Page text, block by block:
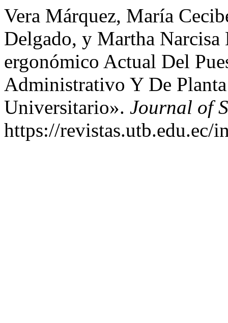
Vera Márquez, María
Delgado, y Martha Narcisa
ergonómico Actual Del
Administrativo Y De
Universitario». Journal of
https://revistas.utb.edu.ec/